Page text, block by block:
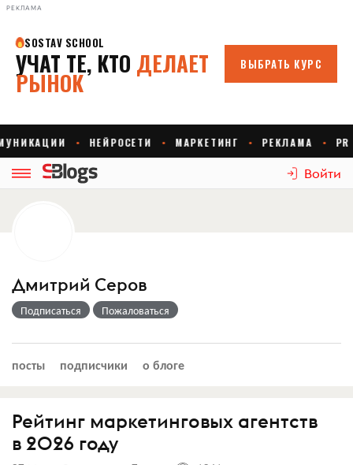
РЕКЛАМА
Войти
Дмитрий Серов
Подписаться Пожаловаться
посты подписчики о блоге
Рейтинг маркетинговых агентств
в 2026 году